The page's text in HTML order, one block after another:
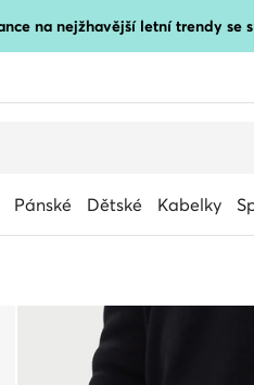
na nejžhavější letní trendy se
Pánské Dětské Kabelky